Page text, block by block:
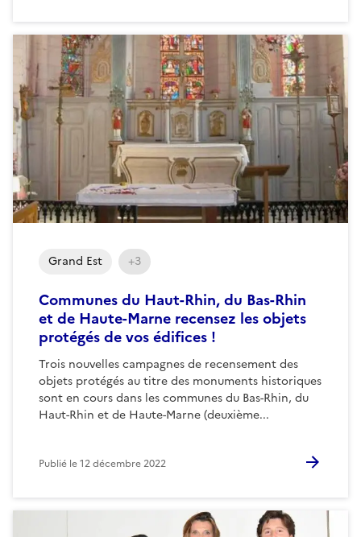
Communes du Haut-Rhin, du Bas-Rhin
et de Haute-Marne recensez les objets
protégés de vos édifices !
Trois nouvelles campagnes de recensement des
objets protégés au titre des monuments historiques
sont en cours dans les communes du Bas-Rhin, du
Haut-Rhin et de Haute-Marne (deuxième...
Grand Est +3
Publié le12 décembre 2022